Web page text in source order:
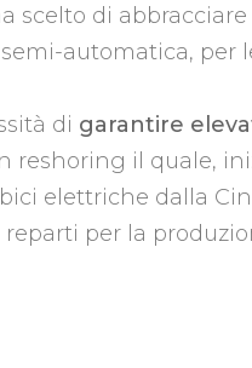
scelto di
automatica, per
di garantire
il quale,
elettriche dalla
per la